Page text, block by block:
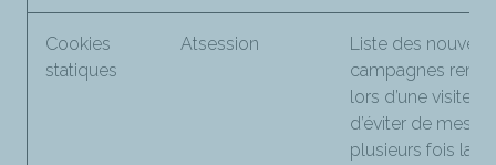
Cookies
statiques
Atsession
Liste des
campagnes
lors d’une visite,
d’éviter de
plusieurs fois la